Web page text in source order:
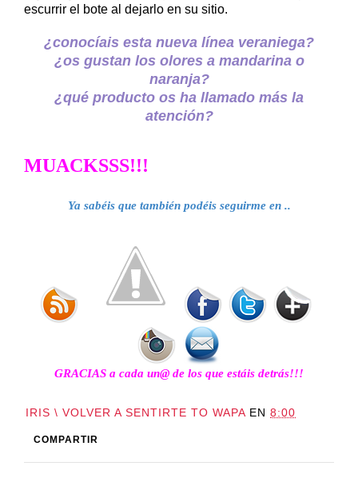
escurrir el bote al dejarlo en su sitio.
¿conocíais esta nueva línea veraniega?
¿os gustan los olores a mandarina o
naranja?
¿qué producto os ha llamado más la
atención?
MUACKSSS!!!
Ya sabéis que también podéis seguirme en ..
GRACIAS a cada un@ de los que estáis detrás!!!
IRIS \ VOLVER A SENTIRTE TO WAPA EN 8:00
COMPARTIR